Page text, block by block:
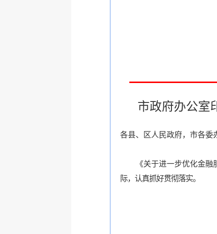
市政府办公室
各县、区人民政府，市各委
《关于进一步优化金
际，认真抓好贯彻落实。